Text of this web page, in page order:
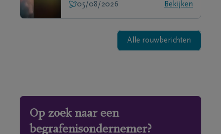
05/08/2026
Bekijken
Alle rouwberichten
Op zoek naar een
begrafenisondernemer?